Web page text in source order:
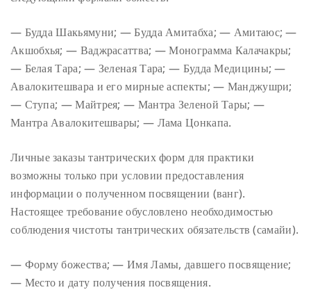
— Будда Шакьямуни; — Будда Амитабха; — Амитаюс; —
Акшобхья; — Ваджрасаттва; — Монограмма Калачакры;
— Белая Тара; — Зеленая Тара; — Будда Медицины; —
Авалокитешвара и его мирные аспекты; — Манджушри;
— Ступа; — Майтрея; — Мантра Зеленой Тары; —
Мантра Авалокитешвары; — Лама Цонкапа.
Личные заказы тантрических форм для практики
возможны только при условии предоставления
информации о полученном посвящении (ванг).
Настоящее требованиеобусловлено необходимостью
соблюдения чистоты тантрических обязательств (самайи).
— Форму божества; — Имя Ламы, давшего посвящение;
— Место и дату получения посвящения.